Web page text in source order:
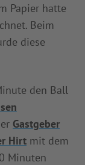
Papier hatte
Beim
diese
den Ball
Gastgeber
Hirt mit dem
Minuten